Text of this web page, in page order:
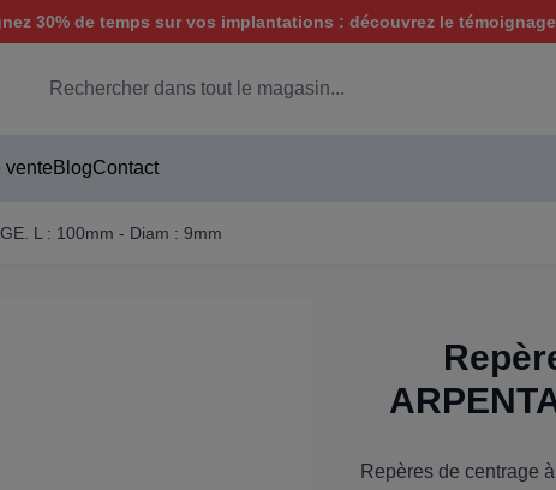
30% de temps sur vos implantations : découvrez le
Chercher
vente BlogContact
L : 100mm - Diam : 9mm
Repères de centrage